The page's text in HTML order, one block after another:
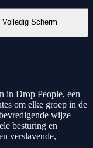
Volledig Scherm
in Drop People, een
om elke groep in de
wijze
besturing en
verslavende,